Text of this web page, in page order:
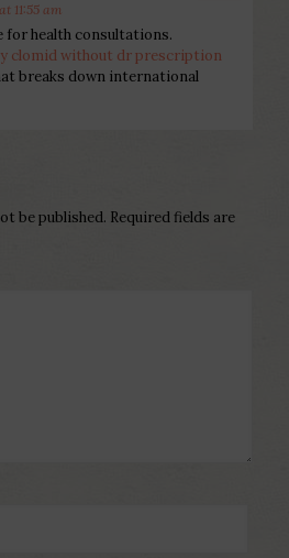
11:55 am
for health consultations.
clomid without dr prescription
breaks down international
be published. Required fields are